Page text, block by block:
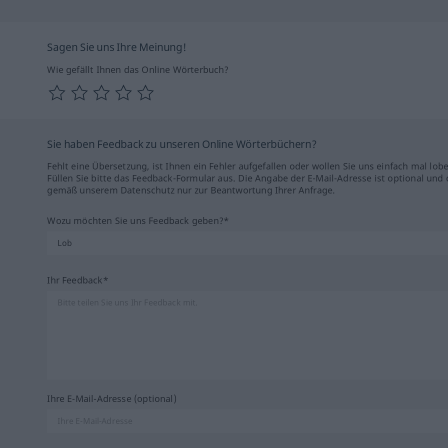
Sagen Sie uns Ihre Meinung!
Wie gefällt Ihnen das Online Wörterbuch?
Sie haben Feedback zu unseren Online Wörterbüchern?
Fehlt eine Übersetzung, ist Ihnen ein Fehler aufgefallen oder wollen Sie uns einfach mal
Füllen Sie bitte das Feedback-Formular aus. Die Angabe der E-Mail-Adresse ist optional und
gemäß unserem Datenschutz nur zur Beantwortung Ihrer Anfrage.
Wozu möchten Sie uns Feedback geben?*
Ihr Feedback*
Ihre E-Mail-Adresse (optional)